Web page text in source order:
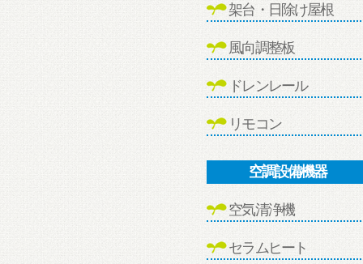
架台・日除け屋根
風向調整板
ドレンレール
リモコン
空調設備機器
空気清浄機
セラムヒート